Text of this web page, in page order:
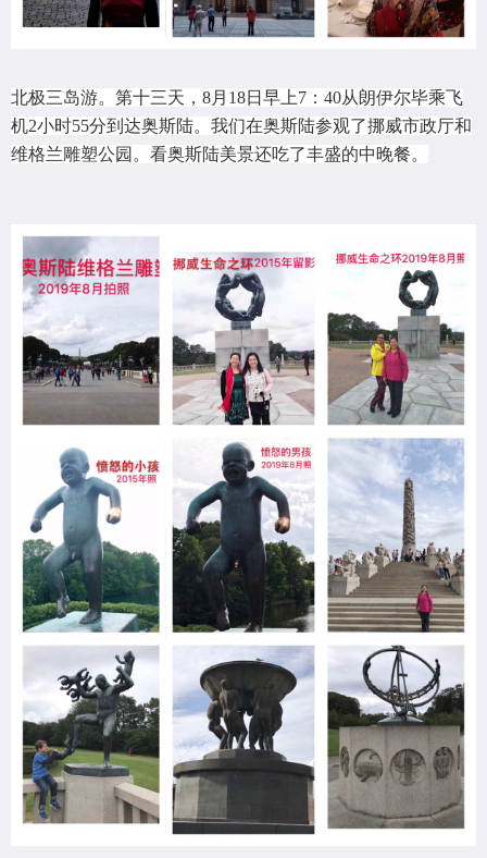
北极三岛游。第十三天，8月18日早上7：40从朗伊尔毕乘飞
机2小时55分到达奥斯陆。我们在奥斯陆参观了挪威市政厅和
维格兰雕塑公园。看奥斯陆美景还吃了丰盛的中晚餐。